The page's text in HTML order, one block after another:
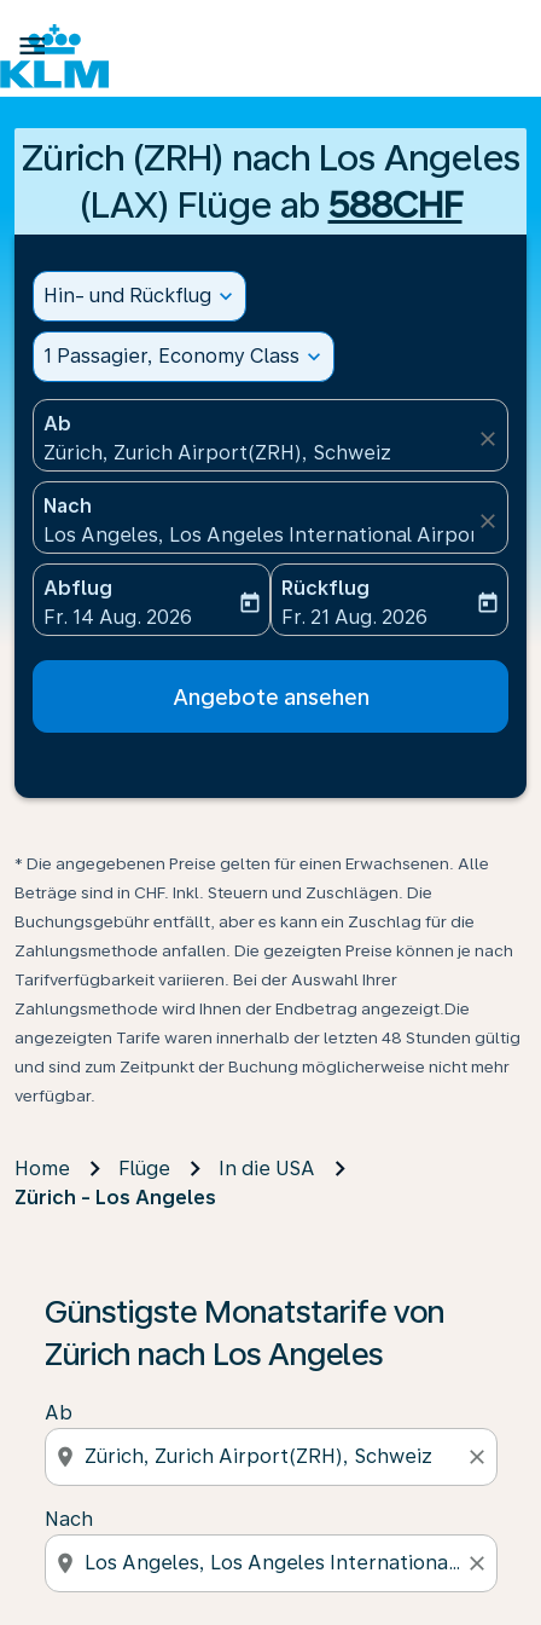

Zürich (ZRH) nach Los Angeles
(LAX) Flüge ab 588CHF
Hin- und Rückflug expand_more
1 Passagier, Economy Class expand_more
Ab
Zürich, Zurich Airport(ZRH), Schweiz
close
Nach
Los Angeles, Los Angeles International
close
Abflug
fc-booking-departure-date-aria-label
Fr. 14 Aug. 2026
today
Rückflug
fc-booking-return-date-
Fr. 21 Aug. 2026
today
Angebote ansehen
* Die angegebenen Preise gelten für einen Erwachsenen. Alle
Beträge sind in CHF. Inkl. Steuern und Zuschlägen. Die
Buchungsgebühr entfällt, aber es kann ein Zuschlag für die
Zahlungsmethode anfallen. Die gezeigten Preise können je nach
Tarifverfügbarkeit variieren. Bei der Auswahl Ihrer
Zahlungsmethode wird Ihnen der Endbetrag angezeigt.Die
angezeigten Tarife waren innerhalb der letzten 48 Stunden gültig
und sind zum Zeitpunkt der Buchung möglicherweise nicht mehr
verfügbar.
Home Flüge
In die USA
Zürich - Los Angeles
Günstigste Monatstarife von
Zürich nach Los Angeles
Ab
location_on close
Nach
location_on close